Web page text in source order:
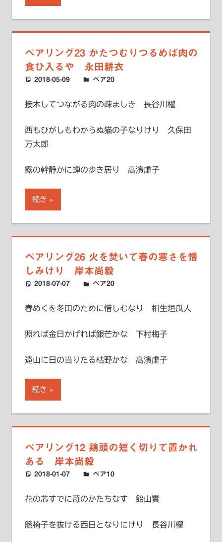
ペアリング23 かたつむりつるめば肉の
食ひ入るや 永田耕衣
2018-05-09 ハードエッジ
ペア20
接木してつながる肉の疎ましき 長谷川櫂
西もひがしもわからぬ猫の子なりけり 久保田
万太郎
露の幹静かに蝉の歩き居り 高濱虚子
続き
ペアリング26 火を焚いて春の寒さを惜
しみけり 岸本尚毅
2018-07-07 ハードエッジ
ペア20
春めくを冬田のために惜しむなり 相生垣瓜人
照れば金日かげれば銀芒かな 下村梅子
遠山に日の当りたる枯野かな 高濱虚子
続き
ペアリング12 鶏頭の短く切りて置かれ
ある 岸本尚毅
2018-01-07 ハードエッジ
ペア10
花の芯すでに苺のかたちなす 飴山實
籐椅子を抜ける西日となりにけり 長谷川櫂